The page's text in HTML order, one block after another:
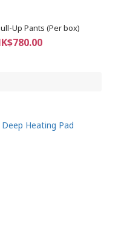
Up Pants (Per box)